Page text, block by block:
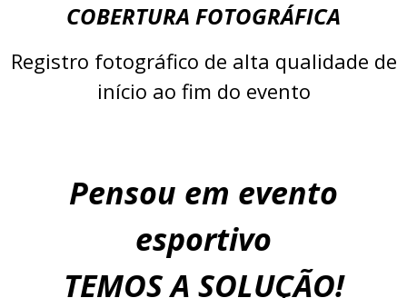
COBERTURA FOTOGRÁFICA
Registro fotográfico de alta qualidade de
início ao fim do evento
Pensou em evento
esportivo
TEMOS A SOLUÇÃO!